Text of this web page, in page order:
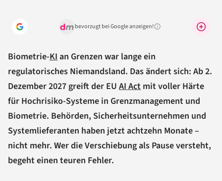
bevorzugt bei Google anzeigen!Warum lohnt sich das?
Biometrie-KI an Grenzen war lange ein
regulatorisches Niemandsland. Das ändert sich: Ab 2.
Dezember 2027 greift der EU AI Act mit voller Härte
für Hochrisiko-Systeme in Grenzmanagement und
Biometrie. Behörden, Sicherheitsunternehmen und
Systemlieferanten haben jetzt achtzehn Monate –
nicht mehr. Wer die Verschiebung als Pause versteht,
begeht einen teuren Fehler.